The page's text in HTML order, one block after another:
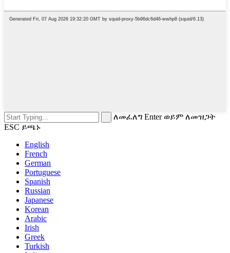
ለመፈለግ Enter ወይም ለመዝጋት
ESC ይጫኑ
English
French
German
Portuguese
Spanish
Russian
Japanese
Korean
Arabic
Irish
Greek
Turkish